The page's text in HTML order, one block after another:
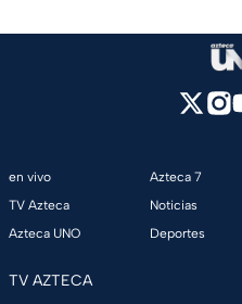
en vivo
TV Azteca
Azteca UNO
Azteca 7
Noticias
Deportes
TV AZTECA